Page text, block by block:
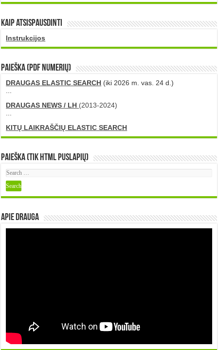
Kaip atsispausdinti
Instrukcijos
PAIEŠKA (PDF numerių)
DRAUGAS ELASTIC SEARCH (iki 2026 m. vas. 24 d.)
DRAUGAS NEWS / LH (2013-2024)
KITŲ LAIKRAŠČIŲ ELASTIC SEARCH
Paieška (tik HTML puslapių)
Apie DRAUGA